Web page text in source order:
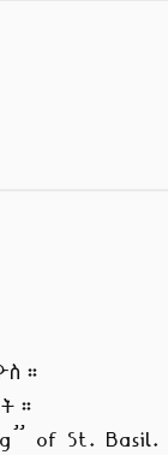
of St. Basil.